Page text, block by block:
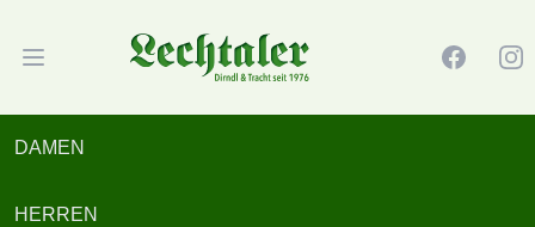
Open main menuLechtaler Dirndl & Tracht GmbH & Co. KG
DAMEN
HERREN
Facebook
Home»